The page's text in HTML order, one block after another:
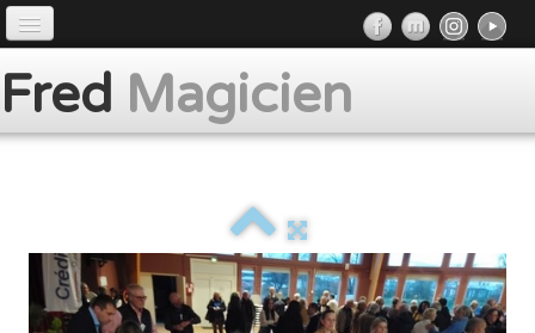
Préface
Presse
Contact
Fred Magicien